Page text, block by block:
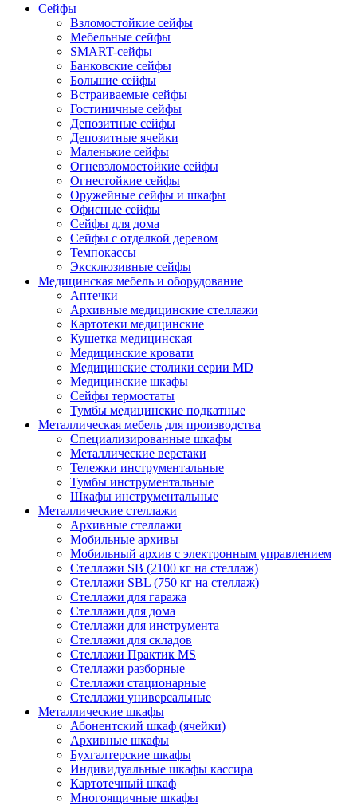
Сейфы
Взломостойкие сейфы
Мебельные сейфы
SMART-сейфы
Банковские сейфы
Большие сейфы
Встраиваемые сейфы
Гостиничные сейфы
Депозитные сейфы
Депозитные ячейки
Маленькие сейфы
Огневзломостойкие сейфы
Огнестойкие сейфы
Оружейные сейфы и шкафы
Офисные сейфы
Сейфы для дома
Сейфы с отделкой деревом
Темпокассы
Эксклюзивные сейфы
Медицинская мебель и оборудование
Аптечки
Архивные медицинские стеллажи
Картотеки медицинские
Кушетка медицинская
Медицинские кровати
Медицинские столики серии MD
Медицинские шкафы
Сейфы термостаты
Тумбы медицинские подкатные
Металлическая мебель для производства
Cпециализированные шкафы
Металлические верстаки
Тележки инструментальные
Тумбы инструментальные
Шкафы инструментальные
Металлические стеллажи
Архивные стеллажи
Мобильные архивы
Мобильный архив с электронным управлением
Стеллажи SB (2100 кг на стеллаж)
Стеллажи SBL (750 кг на стеллаж)
Стеллажи для гаража
Стеллажи для дома
Стеллажи для инструмента
Стеллажи для складов
Стеллажи Практик MS
Стеллажи разборные
Стеллажи стационарные
Стеллажи универсальные
Металлические шкафы
Абонентский шкаф (ячейки)
Архивные шкафы
Бухгалтерские шкафы
Индивидуальные шкафы кассира
Картотечный шкаф
Многоящичные шкафы